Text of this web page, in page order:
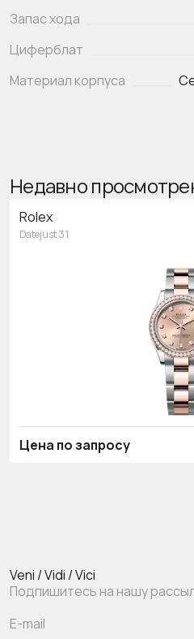
Запас хода
Циферблат
Материал корпуса
Недавно
Rolex
Datejust 31
Цена по запросу
Veni / Vidi / Vici
Подпишитесь на нашу